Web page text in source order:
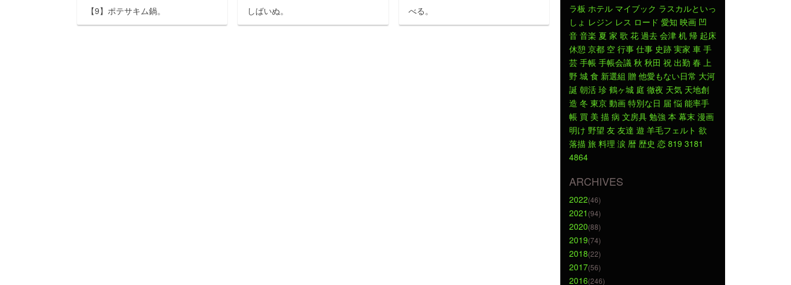
【9】ポテサキム鍋。 しばいぬ。 べる。
ラ板 ホテル マイブック ラスカルといっ
しょ レジン レス ロード 愛知 映画 凹
音 音楽 夏 家 歌 花 過去 会津 机 帰 起床
休憩 京都 空 行事 仕事 史跡 実家 車 手
芸 手帳 手帳会議 秋 秋田 祝 出勤 春 上
野 城 食 新選組 贈 他愛もない日常 大河
誕 朝活 珍 鶴ヶ城 庭 徹夜 天気 天地創
造 冬 東京 動画 特別な日 届 悩 能率手
帳 買 美 描 病 文房具 勉強 本 幕末 漫画
明け 野望 友 友達 遊 羊毛フェルト 欲
落描 旅 料理 涙 暦 歴史 恋 819 3181
4864
ARCHIVES
2022(46)
2021 (94)
2020(88)
2019(74)
2018(22)
2017(56)
2016(246)